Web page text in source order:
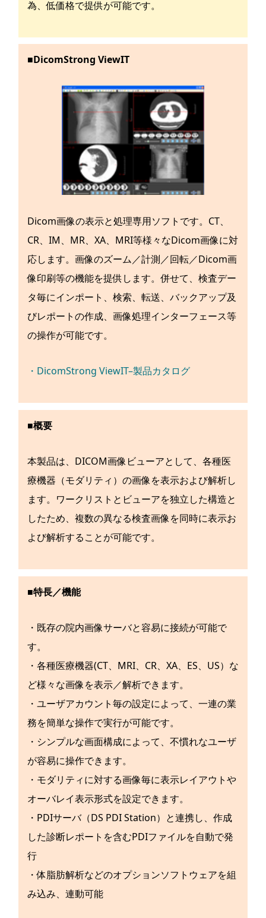
為、低価格で提供が可能です。
■DicomStrong ViewIT
Dicom画像の表示と処理専用ソフトです。CT、
CR、IM、MR、XA、MRI等様々なDicom画像に対
応します。画像のズーム／計測／回転／Dicom画
像印刷等の機能を提供します。併せて、検査デー
タ毎にインポート、検索、転送、バックアップ及
びレポートの作成、画像処理インターフェース等
の操作が可能です。
・DicomStrong ViewIT–製品カタログ
■概要
本製品は、DICOM画像ビューアとして、各種医
療機器（モダリティ）の画像を表示および解析し
ます。ワークリストとビューアを独立した構造と
したため、複数の異なる検査画像を同時に表示お
よび解析することが可能です。
■特長／機能
・既存の院内画像サーバと容易に接続が可能で
す。
・各種医療機器(CT、MRI、CR、XA、ES、US）な
ど様々な画像を表示／解析できます。
・ユーザアカウント毎の設定によって、一連の業
務を簡単な操作で実行が可能です。
・シンプルな画面構成によって、不慣れなユーザ
が容易に操作できます。
・モダリティに対する画像毎に表示レイアウトや
オーバレイ表示形式を設定できます。
・PDIサーバ（DS PDI Station）と連携し、作成
した診断レポートを含むPDIファイルを自動で発
行
・体脂肪解析などのオプションソフトウェアを組
み込み、連動可能